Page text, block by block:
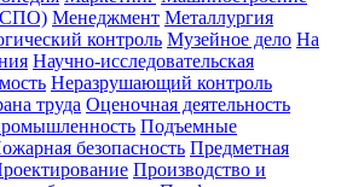
Менеджмент Металлургия
контроль Музейное дело На
Научно-исследовательская
Неразрушающий контроль
труда Оценочная деятельность
Подъемные
безопасность Предметная
Производство и